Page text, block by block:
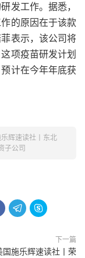
发工作。据悉，
的原因在于该款
表示，该公司将
项疫苗研发计划
计在今年年底获
辉速读社丨东北
子公司
 
下一篇
国施乐辉速读社丨荣